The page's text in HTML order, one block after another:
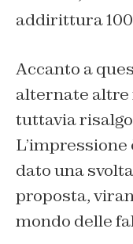
addirittura
Accanto a
alternate altre
tuttavia
dato una
proposta,
mondo delle